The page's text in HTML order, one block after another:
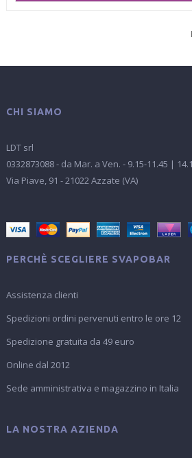
CHI SIAMO
LDT srl
0332873088 - da Mar. a Ven. - 9.15-11.45 |
Via Piave, 91 - 21022 Azzate (VA)
PERCHÈ SCEGLIERE SVAPOBAR
Assistenza clienti
Spedizioni ordini pervenuti entro le ore 12
Spedizione gratuita da 49 euro
Online dal 2012
Sede amministrativa e magazzino in Italia
LA NOSTRA AZIENDA